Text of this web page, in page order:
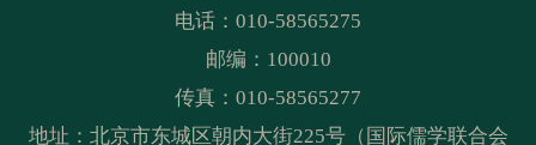
电话：010-58565275
邮编：100010
传真：010-58565277
地址：北京市东城区朝内大街225号（国际儒学联合会